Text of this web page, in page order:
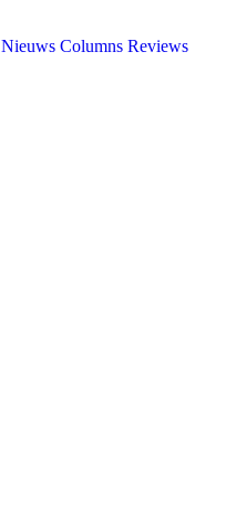
Nieuws Columns Reviews